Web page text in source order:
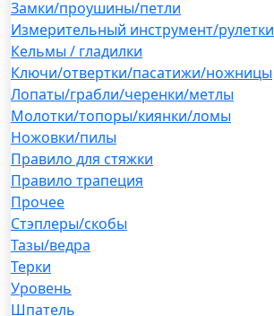
Замки/проушины/петли
Измерительный инструмент/рулетки
Кельмы / гладилки
Ключи/отвертки/пасатижи/ножницы
Лопаты/грабли/черенки/метлы
Молотки/топоры/киянки/ломы
Ножовки/пилы
Правило для стяжки
Правило трапеция
Прочее
Стэплеры/скобы
Тазы/ведра
Терки
Уровень
Шпатель